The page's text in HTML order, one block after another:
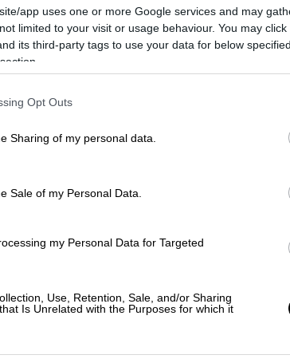
app uses one or more Google services and may
limited to your visit or usage behaviour. You may
its third-party tags to use your data for below
Opt Outs
Sharing of my personal data.
Sale of my Personal Data.
my Personal Data for Targeted
Use, Retention, Sale, and/or Sharing
Is Unrelated with the Purposes for which it
προκαλεί η απομάκρυνση
Ισμαήλ Ντεμίρ από την προεδρία
πανίσχυρης Αμυντικής
εργαστούμε ακατάπαυστα για
της»